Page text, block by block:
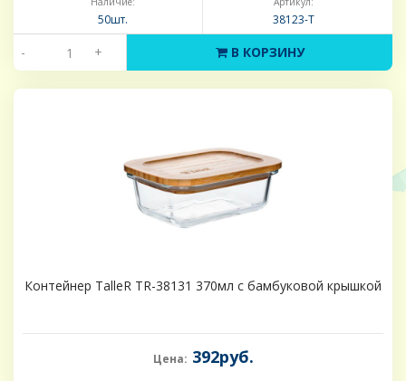
50шт. 38123-Т
- + В КОРЗИНУ
Контейнер TalleR TR-38131 370мл с бамбуковой крышкой
Цена: 392руб.